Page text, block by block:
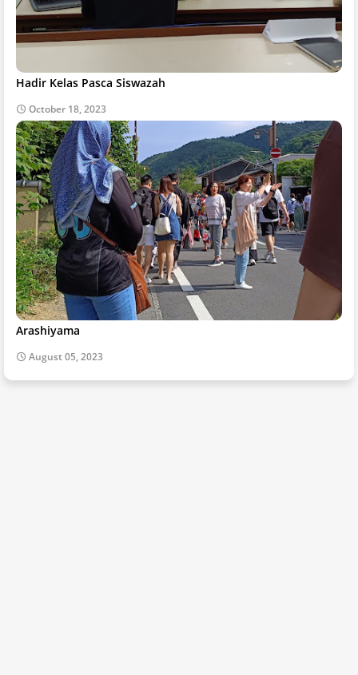
Hadir Kelas Pasca Siswazah
October 18, 2023
Arashiyama
August 05, 2023